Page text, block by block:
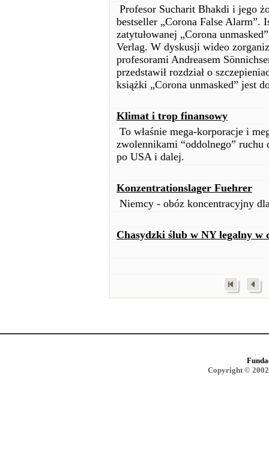
Profesor Sucharit Bhakdi i jego
bestseller „Corona False Alarm”.
zatytułowanej „Corona
Verlag. W dyskusji wideo
profesorami Andreasem
przedstawił rozdział o
książki „Corona unmasked” jest
Klimat i trop finansowy
To właśnie mega-korporacje i
zwolennikami “oddolnego”
po USA i dalej.
Konzentrationslager Fuehrer
Niemcy - obóz koncentracyjny
Chasydzki ślub w NY legalny w
Copyright ©